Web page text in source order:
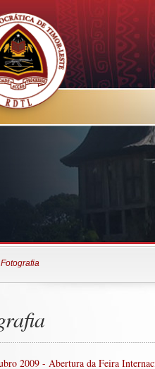
Fotografia
2009 - Abertura da Feira